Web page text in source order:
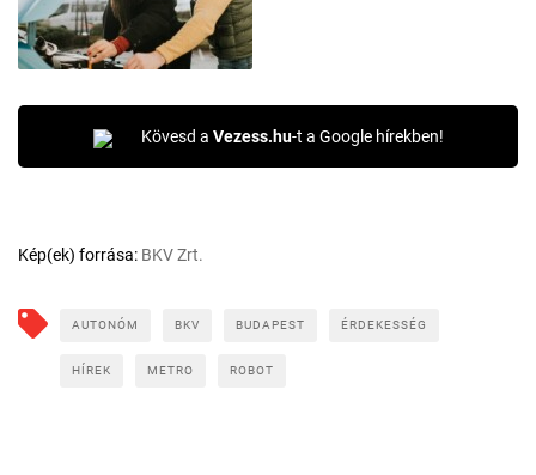
Kövesd a Vezess.hu-t a Google hírekben!
Kép(ek) forrása: BKV Zrt.
AUTONÓM BKV BUDAPEST ÉRDEKESSÉG
HÍREK METRO ROBOT